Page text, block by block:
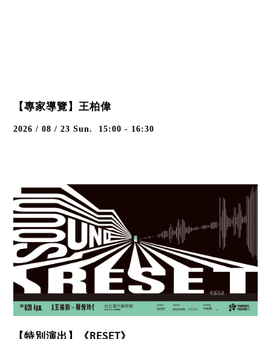
2026 / 08 / 23 Sun. 15:00 - 16:30
【特別演出】《RESET》
當代館25周年館慶系列活動